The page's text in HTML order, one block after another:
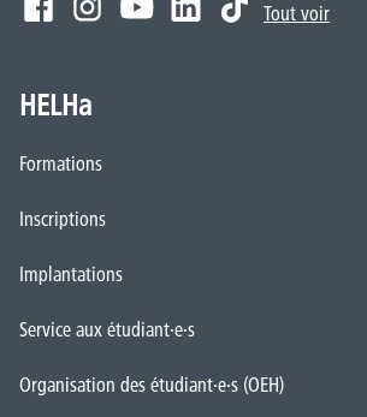
Tout voir
HELHa
Formations
Inscriptions
Implantations
Service aux étudiant·e·s
Organisation des étudiant·e·s (OEH)